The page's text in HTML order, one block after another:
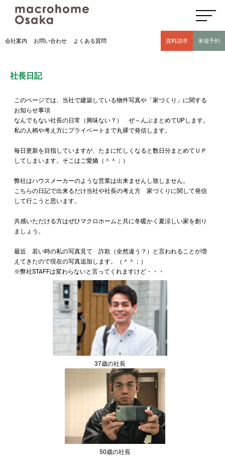
高気密高断熱住宅のマクロホーム大阪の社長日記(豊中市 モデルハウス有)
会社案内 お問い合わせ よくある質問 資料請求 来場予約
社長日記
このページでは、当社で建築している物件写真や「家づくり」に関する
お知らせ事項
なんでもない社長の日常（興味ない？） ぜ～んぶまとめてUPします。
私の人柄や考え方にプライベートまで丸裸で発信します。
毎日更新を目指していますが、たまに忙しくなると数日分まとめてＵＰ
してしまいます。そこはご愛嬌（＾＾；）
弊社はハウスメーカーのような営業は出来ませんし致しません。
こちらの日記で出来るだけ当社や社長の考え方 家づくりに関して発信
して行こうと思います。
共感いただける方はぜひマクロホームと共に冬暖かく夏涼しい家を創り
ましょう。
最近 若い時の私の写真見て 詐欺（全然違う？）と言われることが増
えてきたので現在の写真追加します。（＾＾；）
※弊社STAFFは変わらないと言ってくれますけど・・・
37歳の社長
50歳の社長